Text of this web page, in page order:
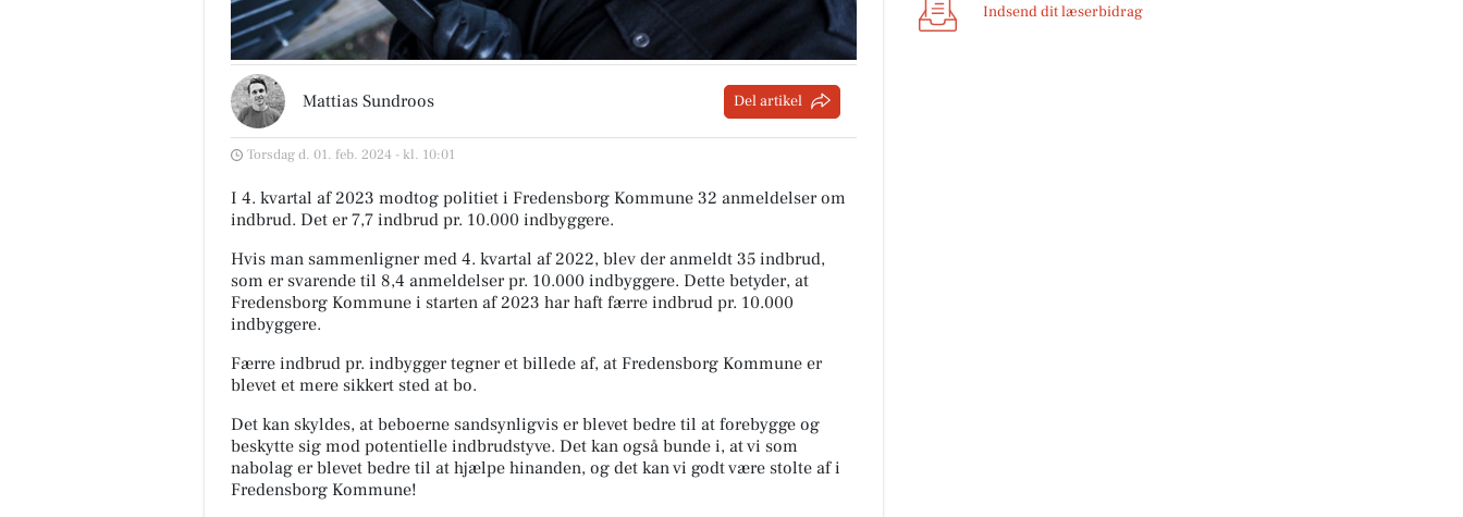
Mattias Sundroos Del artikel
Torsdag d. 01. feb. 2024 - kl. 10:01
I 4. kvartal af 2023 modtog politiet i Fredensborg Kommune 32 anmeldelser om
indbrud. Det er 7,7 indbrud pr. 10.000 indbyggere.
Hvis man sammenligner med 4. kvartal af 2022, blev der anmeldt 35 indbrud,
som er svarende til 8,4 anmeldelser pr. 10.000 indbyggere. Dette betyder, at
Fredensborg Kommune i starten af 2023 har haft færre indbrud pr. 10.000
indbyggere.
Færre indbrud pr. indbygger tegner et billede af, at Fredensborg Kommune er
blevet et mere sikkert sted at bo.
Det kan skyldes, at beboerne sandsynligvis er blevet bedre til at forebygge og
beskytte sig mod potentielle indbrudstyve. Det kan også bunde i, at vi som
nabolag er blevet bedre til at hjælpe hinanden, og det kan vi godt være stolte af i
Fredensborg Kommune!
Indsend dit læserbidrag